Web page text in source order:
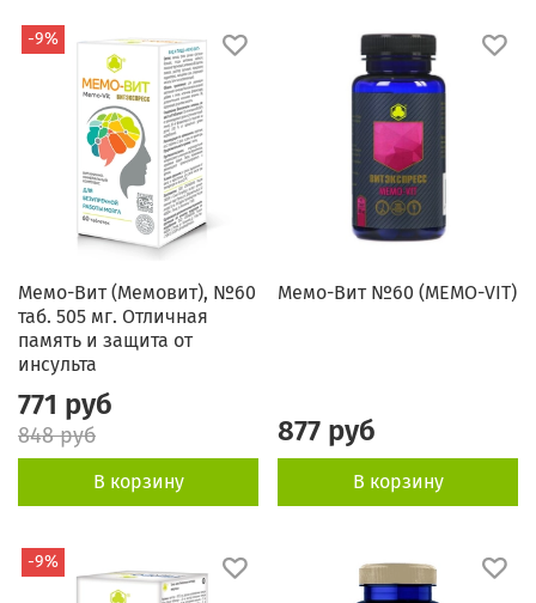
-9%
Мемо-Вит (Мемовит), №60
таб. 505 мг. Отличная
память и защита от
инсульта
771 руб
848 руб
В корзину
Мемо-Вит №60 (MEMO-VIT)
877 руб
В корзину
-9%